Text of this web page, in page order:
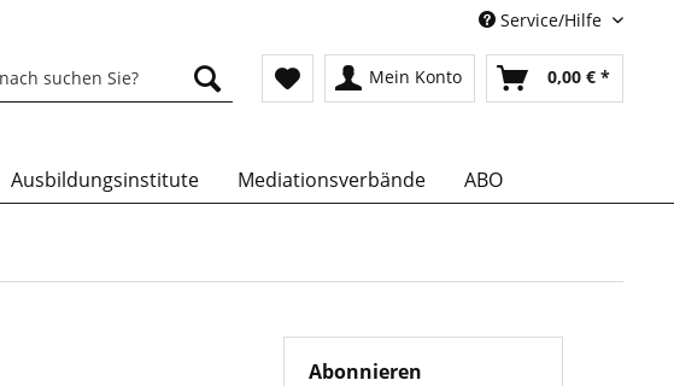
Service/Hilfe
Mein Konto 0,00 € *
Ausbildungsinstitute Mediationsverbände ABO
Abonnieren